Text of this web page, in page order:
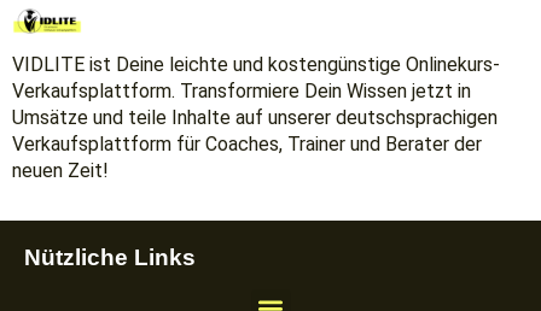
VIDLITE ist Deine leichte und kostengünstige Onlinekurs-
Verkaufsplattform. Transformiere Dein Wissen jetzt in
Umsätze und teile Inhalte auf unserer deutschsprachigen
Verkaufsplattform für Coaches, Trainer und Berater der
neuen Zeit!
Nützliche Links